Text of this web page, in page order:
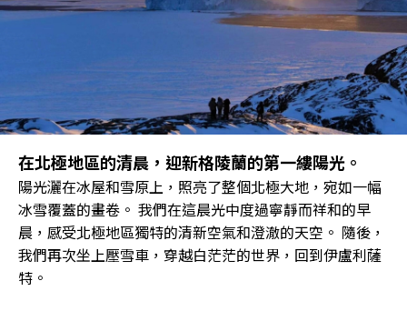
在北極地區的清晨，迎新格陵蘭的第一縷陽光。
陽光灑在冰屋和雪原上，照亮了整個北極大地，宛如一幅
冰雪覆蓋的畫卷。 我們在這晨光中度過寧靜而祥和的早
晨，感受北極地區獨特的清新空氣和澄澈的天空。 隨後，
我們再次坐上壓雪車，穿越白茫茫的世界，回到伊盧利薩
特。